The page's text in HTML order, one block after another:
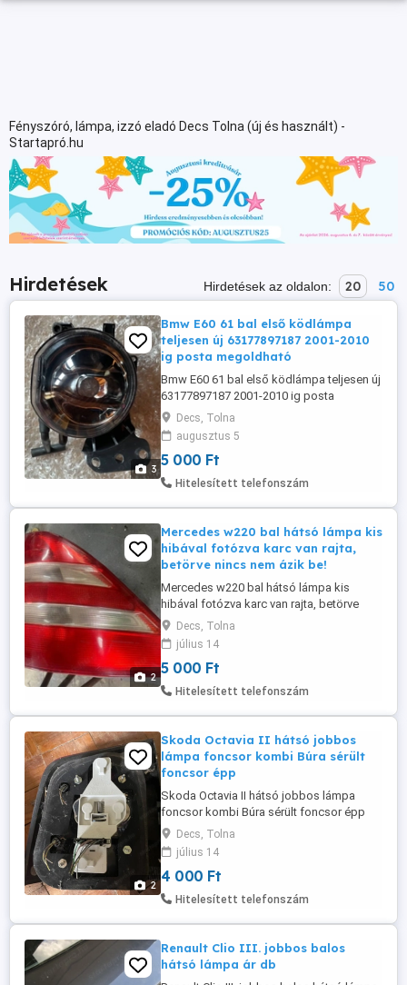
Fényszóró, lámpa, izzó eladó Decs Tolna (új és használt) -
Startapró.hu
Hirdetések Hirdetések az oldalon: 20 50
3
Bmw E60 61 bal első ködlámpa
teljesen új 63177897187 2001-2010
ig posta megoldható
Bmw E60 61 bal első ködlámpa teljesen új
63177897187 2001-2010 ig posta
megoldható
Decs, Tolna
augusztus 5
5 000 Ft
Hitelesített telefonszám
2
Mercedes w220 bal hátsó lámpa kis
hibával fotózva karc van rajta,
betörve nincs nem ázik be!
Mercedes w220 bal hátsó lámpa kis
hibával fotózva karc van rajta, betörve
nincs nem ázik be! kizárólag telefonon
érdeklődjön
Decs, Tolna
július 14
5 000 Ft
Hitelesített telefonszám
2
Skoda Octavia II hátsó jobbos
lámpa foncsor kombi Búra sérült
foncsor épp
Skoda Octavia II hátsó jobbos lámpa
foncsor kombi Búra sérült foncsor épp
Decs, Tolna
július 14
4 000 Ft
Hitelesített telefonszám
Renault Clio III. jobbos balos
hátsó lámpa ár db